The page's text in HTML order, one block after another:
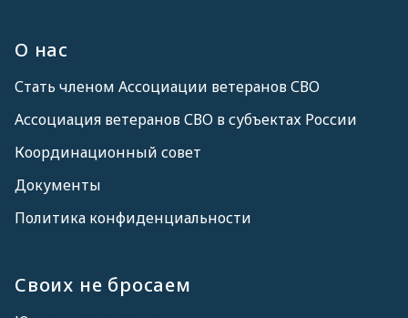
О нас
Стать членом Ассоциации ветеранов СВО
Ассоциация ветеранов СВО в субъектах России
Координационный совет
Документы
Политика конфиденциальности
Своих не бросаем